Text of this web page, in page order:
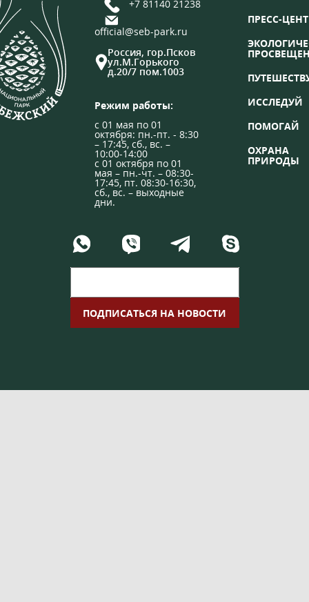
+7 81140 21238
official@seb-park.ru
Россия, гор.Псков
ул.М.Горького
д.20/7 пом.1003
Режим работы:
с 01 мая по 01
октября: пн.-пт. - 8:30
– 17:45, сб., вс. –
10:00-14:00
с 01 октября по 01
мая – пн.-чт. – 08:30-
17:45, пт. 08:30-16:30,
сб., вс. – выходные
дни.
ПРЕСС-
ИССЛЕДУЙ
ПОМОГАЙ
ОХРАНА
ПРИРОДЫ